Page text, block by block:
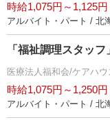
時給1,075円～1,125円
アルバイト・パート / 北
「福祉調理スタッ
医療法人福和会/ケアハ
時給1,075円～1,250円
アルバイト・パート / 北